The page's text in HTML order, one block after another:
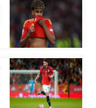
رياضة نسائية
آسيا
أمريكا
ركن الألعاب